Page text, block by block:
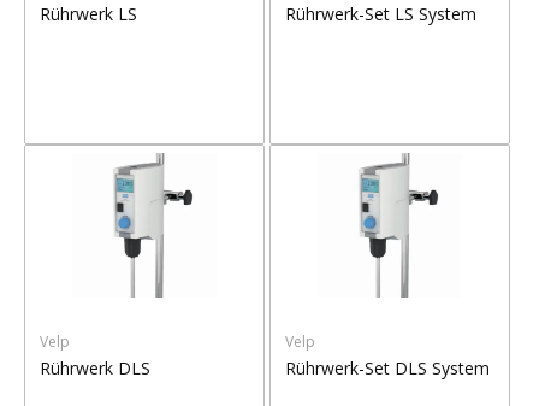
Rührwerk LS Rührwerk-Set LS System
Velp
Rührwerk DLS
Velp
Rührwerk-Set DLS System